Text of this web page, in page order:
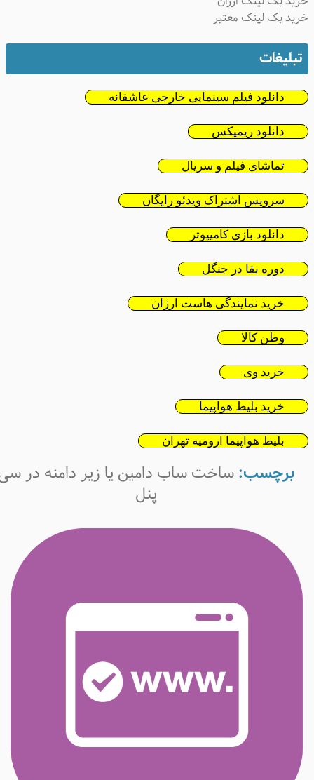
بک لینک معتبر
تبلیغات
دانلود فیلم سینمایی خارجی عاشقانه
دانلود ریمیکس
تماشای فیلم و سریال
سرویس اشتراک ویدئو رایگان
دانلود بازی کامیپوتر
دوره بقا در جنگل
خرید نمایندگی هاست ارزان
وطن کالا
خرید وی
خرید بلیط هواپیما
بلیط هواپیما ارومیه تهران
برچسب:ساخت ساب دامین یا زیر دامنه در سی
پنل